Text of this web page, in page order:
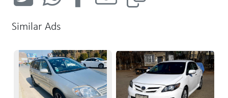
Similar Ads